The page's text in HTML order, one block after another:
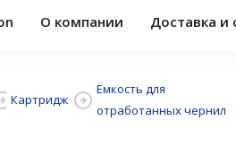
О компании Доставка и
Картридж
Ёмкость для
отработанных чернил